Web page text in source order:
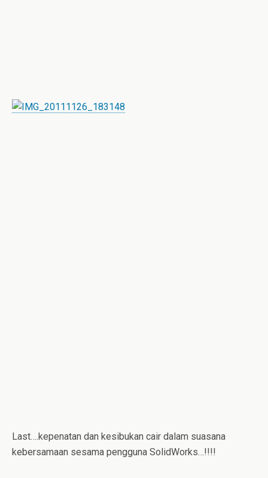
Last….kepenatan dan kesibukan cair dalam suasana
kebersamaan sesama pengguna SolidWorks…!!!!